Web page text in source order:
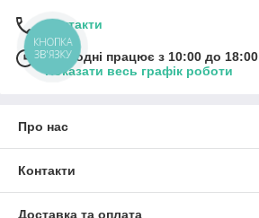
Контакти
Сьогодні працює з 10:00 до 18:00
Показати весь графік роботи
Про нас
Контакти
Доставка та оплата
КНОПКА
ЗВ'ЯЗКУ